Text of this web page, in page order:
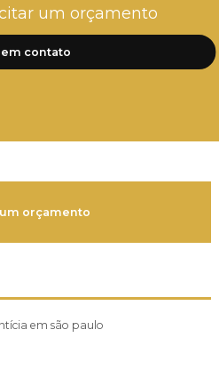
um orçamento
contato
orçamento
em são paulo